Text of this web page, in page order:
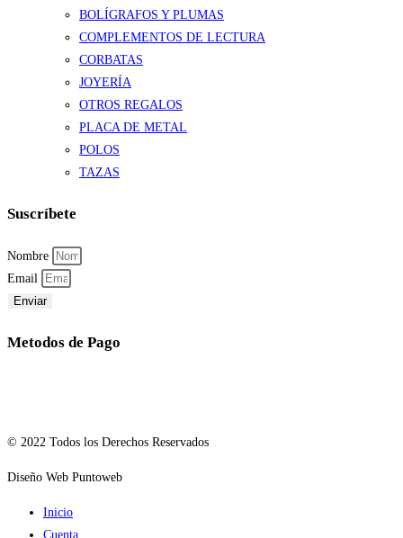
BOLÍGRAFOS Y PLUMAS
COMPLEMENTOS DE LECTURA
CORBATAS
JOYERÍA
OTROS REGALOS
PLACA DE METAL
POLOS
TAZAS
Suscríbete
Nombre
Email
Enviar
Metodos de Pago
© 2022 Todos los Derechos Reservados
Diseño Web Puntoweb
Inicio
Cuenta